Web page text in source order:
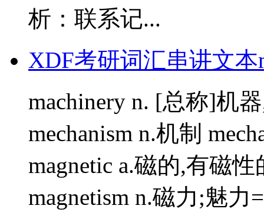
析：联系记...
XDF考研词汇串讲文本
machinery n. [总称]机
mechanism n.机制
magnetic a.磁的,有磁
magnetism n.磁力;魅力